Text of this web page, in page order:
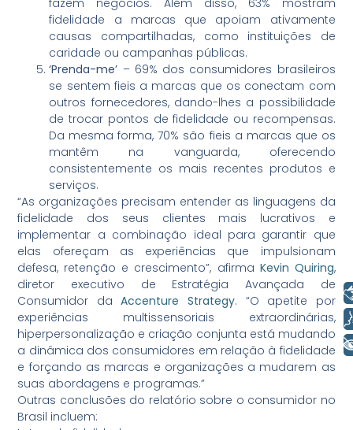
fazem negócios. Além disso, 63% mostram
fidelidade a marcas que apoiam ativamente
causas compartilhadas, como instituições de
caridade ou campanhas públicas.
‘Prenda-me’ – 69% dos consumidores brasileiros
se sentem fieis a marcas que os conectam com
outros fornecedores, dando-lhes a possibilidade
de trocar pontos de fidelidade ou recompensas.
Da mesma forma, 70% são fieis a marcas que os
mantêm na vanguarda, oferecendo
consistentemente os mais recentes produtos e
serviços.
“As organizações precisam entender as linguagens da
fidelidade dos seus clientes mais lucrativos e
implementar a combinação ideal para garantir que
elas ofereçam as experiências que impulsionam
defesa, retenção e crescimento”, afirma Kevin Quiring,
diretor executivo de Estratégia Avançada de
Consumidor daAccenture Strategy. “O apetite por
experiências multissensoriais extraordinárias,
hiperpersonalização e criação conjunta está mudando
a dinâmica dos consumidores em relação à fidelidade
e forçando as marcas e organizações a mudarem as
suas abordagens e programas.”
Outras conclusões do relatório sobre o consumidor no
Brasil incluem:
Libras
Voz
+ Acessibilidade